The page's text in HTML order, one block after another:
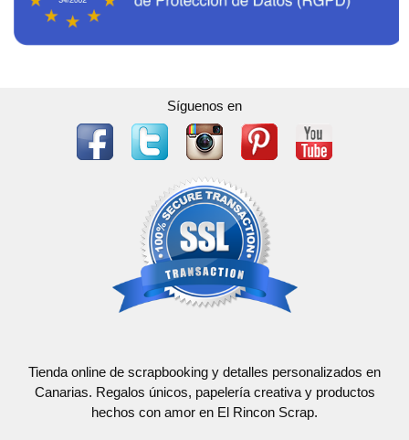
Síguenos en
Tienda online de scrapbooking y detalles personalizados en
Canarias. Regalos únicos, papelería creativa y productos
hechos con amor en El Rincon Scrap.